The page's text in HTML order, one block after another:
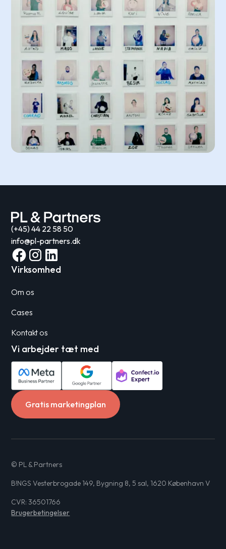
(+45) 44 22 58 50
info@pl-partners.dk
Virksomhed
Om os
Cases
Kontakt os
Vi arbejder tæt med
Gratis marketingplan
© PL & Partners
B!NGS Vesterbrogade 149, Bygning 8, 5 sal, 1620 København V
CVR: 36501766
Brugerbetingelser